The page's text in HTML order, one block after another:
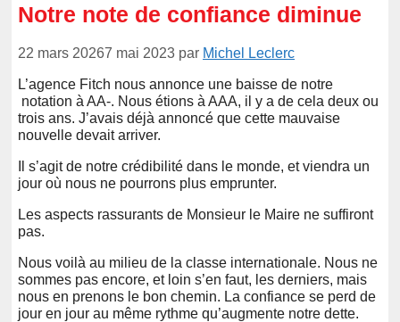
Notre note de confiance diminue
22 mars 20267 mai 2023 par Michel Leclerc
L’agence Fitch nous annonce une baisse de notre
notation à AA-. Nous étions à AAA, il y a de cela deux ou
trois ans. J’avais déjà annoncé que cette mauvaise
nouvelle devait arriver.
Il s’agit de notre crédibilité dans le monde, et viendra un
jour où nous ne pourrons plus emprunter.
Les aspects rassurants de Monsieur le Maire ne suffiront
pas.
Nous voilà au milieu de la classe internationale. Nous ne
sommes pas encore, et loin s’en faut, les derniers, mais
nous en prenons le bon chemin. La confiance se perd de
jour en jour au même rythme qu’augmente notre dette.